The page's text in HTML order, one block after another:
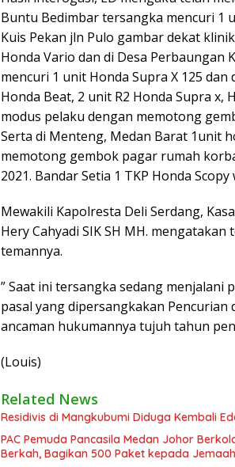
Buntu Bedimbar tersangka mencuri 1
Kuis Pekan jln Pulo gambar dekat
Honda Vario dan di Desa Perbaungan
mencuri 1 unit Honda Supra X 125
Honda Beat, 2 unit R2 Honda Supra x,
modus pelaku dengan memotong
Serta di Menteng, Medan Barat 1unit
memotong gembok pagar rumah
2021. Bandar Setia 1 TKP Honda
Mewakili Kapolresta Deli Serdang,
Hery Cahyadi SIK SH MH.
temannya.
” Saat ini tersangka sedang menjalani
pasal yang dipersangkakan Pencurian
ancaman hukumannya tujuh tahun
(Louis)
Related News
Residivis di Mangkubumi Diduga Kembali
PAC Pemuda Pancasila Medan Johor
Berkah, Bagikan 500 Paket kepada